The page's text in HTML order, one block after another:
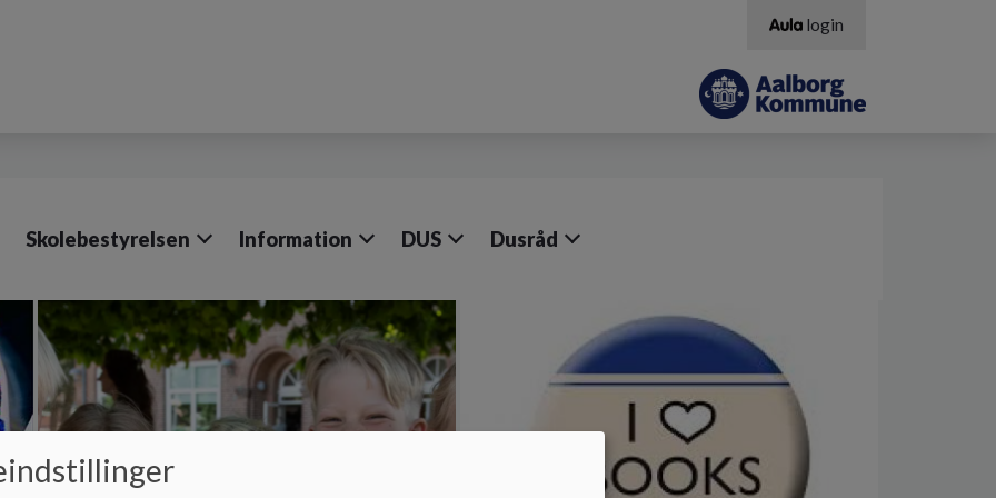
login
Skolebestyrelsen Information DUS Dusråd